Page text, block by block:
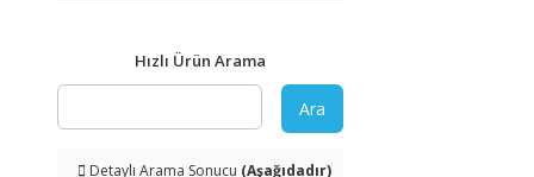
Hızlı Ürün Arama
Ara
Detaylı Arama Sonucu (Aşağıdadır)